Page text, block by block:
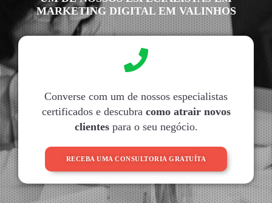
MARKETING DIGITAL EM VALINHOS
Converse com um de nossos especialistas
certificados e descubra como atrair novos
clientespara o seu negócio.
RECEBA UMA CONSULTORIA GRATUÍTA